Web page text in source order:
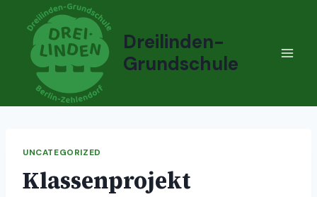
Inhalt
springen
Dreilinden-
Grundschule
UNCATEGORIZED
Klassenprojekt